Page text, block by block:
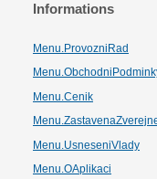
Informations
Menu.ProvozniRad
Menu.Cenik
Menu.UsneseniVlady
Menu.OAplikaci